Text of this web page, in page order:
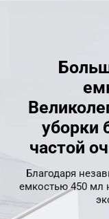
уборки
частой
Благодаря
емкостью 450 мл